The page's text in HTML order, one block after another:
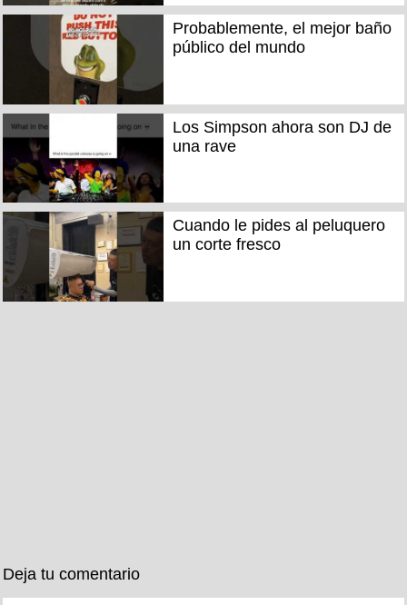
Probablemente, el mejor baño
público del mundo
Los Simpson ahora son DJ de
una rave
Cuando le pides al peluquero
un corte fresco
Deja tu comentario